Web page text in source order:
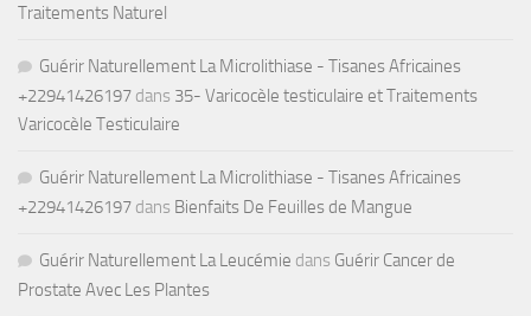
Traitements Naturel
Guérir Naturellement La Microlithiase - Tisanes Africaines
+22941426197 dans 35- Varicocèle testiculaire et Traitements
Varicocèle Testiculaire
Guérir Naturellement La Microlithiase - Tisanes Africaines
+22941426197 dans Bienfaits De Feuilles de Mangue
Guérir Naturellement La Leucémie dans Guérir Cancer de
Prostate Avec Les Plantes